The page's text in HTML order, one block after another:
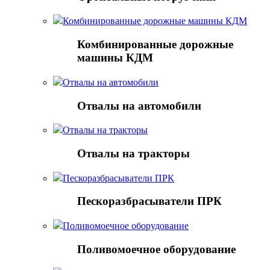
Комбинированные дорожные машины КДМ
Комбинированные дорожные
машины КДМ
Отвалы на автомобили
Отвалы на автомобили
Отвалы на тракторы
Отвалы на тракторы
Пескоразбрасыватели ПРК
Пескоразбрасыватели ПРК
Поливомоечное оборудование
Поливомоечное оборудование